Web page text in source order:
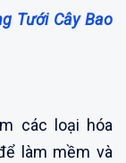
Tưới Cây Bao
các loại hóa
làm mềm và